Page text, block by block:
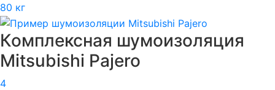
80 кг
Комплексная шумоизоляция
Mitsubishi Pajero
4